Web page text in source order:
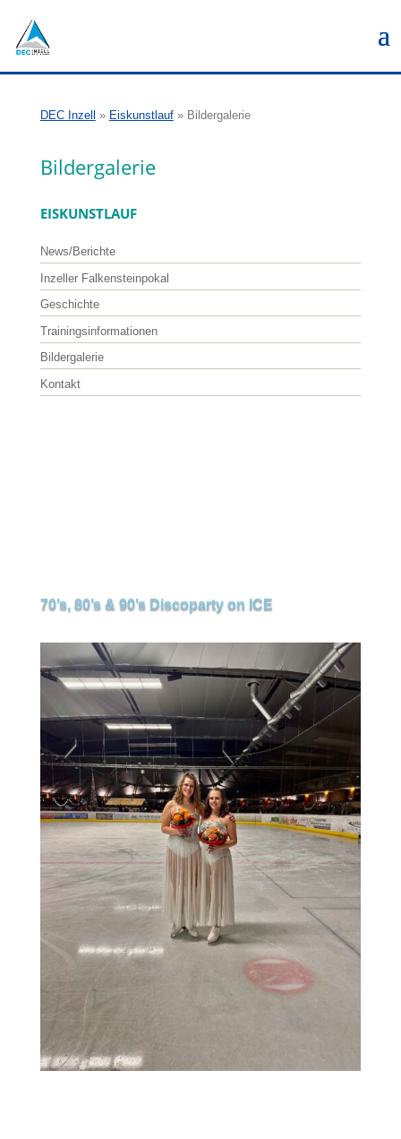
DEC Inzell » Eiskunstlauf» Bildergalerie
Bildergalerie
EISKUNSTLAUF
News/Berichte
Inzeller Falkensteinpokal
Geschichte
Trainingsinformationen
Bildergalerie
Kontakt
70’s, 80’s & 90’s Discoparty on ICE